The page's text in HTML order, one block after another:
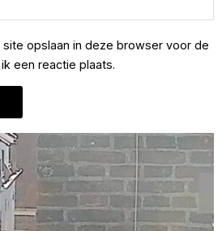
site opslaan in deze browser voor de
een reactie plaats.